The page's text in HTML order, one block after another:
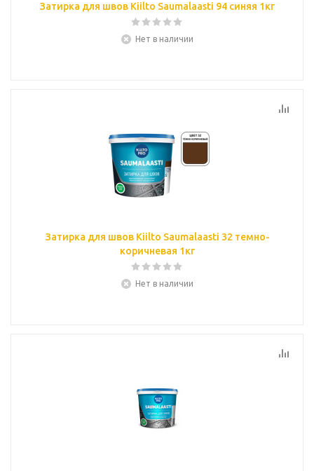
Затирка для швов Kiilto Saumalaasti 94 синяя 1кг
Нет в наличии
Затирка для швов Kiilto Saumalaasti 32 темно-
коричневая 1кг
Нет в наличии